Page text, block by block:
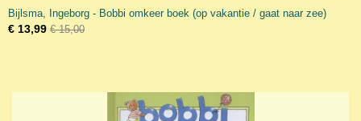
Bijlsma, Ingeborg - Bobbi omkeer boek (op vakantie / gaat naar zee)
€ 13,99 € 15,00